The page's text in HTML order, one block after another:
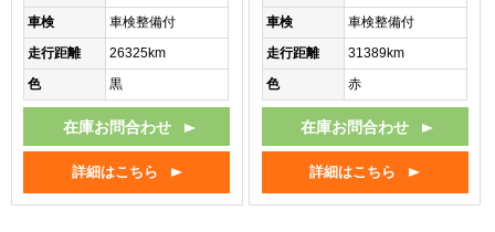
車検
車検整備付
走行距離
26325km
色
黒
在庫お問合わせ
詳細はこちら
車検
車検整備付
走行距離
31389km
色
赤
在庫お問合わせ
詳細はこちら